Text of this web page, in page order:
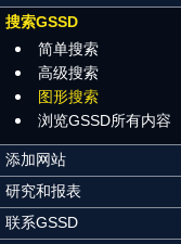
搜索GSSD
简单搜索
高级搜索
图形搜索
浏览GSSD所有内容
添加网站
研究和报表
联系GSSD